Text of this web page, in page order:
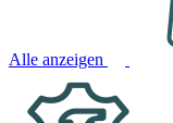
Alle anzeigen